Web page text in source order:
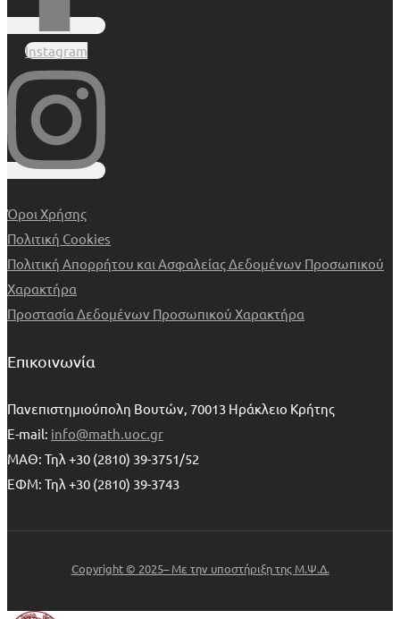
Instagram
Όροι Χρήσης
Πολιτική Cookies
Πολιτική Απορρήτου και Ασφαλείας Δεδομένων Προσωπικού
Χαρακτήρα
Προστασία Δεδομένων Προσωπικού Χαρακτήρα
Επικοινωνία
Πανεπιστημιούπολη Βουτών, 70013 Ηράκλειο Κρήτης
E-mail: info@math.uoc.gr
ΜΑΘ: Τηλ +30 (2810) 39-3751/52
ΕΦΜ: Τηλ +30 (2810) 39-3743
Copyright © 2025– Με την υποστήριξη της Μ.Ψ.Δ.